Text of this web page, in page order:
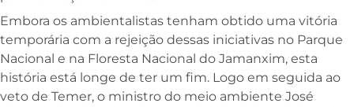
Embora os ambientalistas tenham obtido uma vitória
temporária com a rejeição dessas iniciativas no Parque
Nacional e na Floresta Nacional do Jamanxim, esta
história está longe de ter um fim. Logo em seguida ao
veto de Temer, o ministro do meio ambiente José